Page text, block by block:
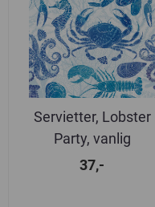
Servietter, Lobster
Party, vanlig
37,-